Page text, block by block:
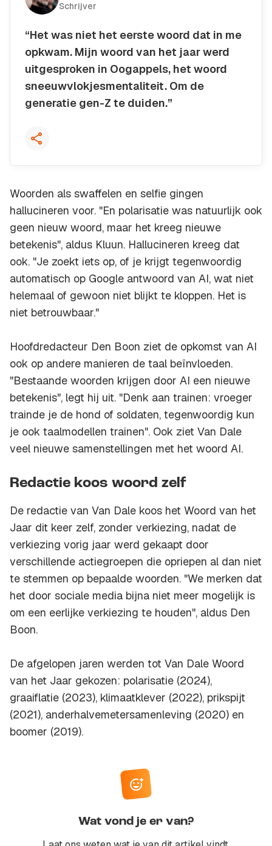
Schrijver
“Het was niet het eerste woord dat in me
opkwam. Mijn woord van het jaar werd
uitgesproken in Oogappels, het woord
sneeuwvlokjesmentaliteit. Om de
generatie gen-Z te duiden.”
Kopieer quote
Woorden als swaffelen en selfie gingen
hallucineren voor. "En polarisatie was natuurlijk ook
geen nieuw woord, maar het kreeg nieuwe
betekenis", aldus Kluun. Hallucineren kreeg dat
ook. "Je zoekt iets op, of je krijgt tegenwoordig
automatisch op Google antwoord van AI, wat niet
helemaal of gewoon niet blijkt te kloppen. Het is
niet betrouwbaar."
Hoofdredacteur Den Boon ziet de opkomst van AI
ook op andere manieren de taal beïnvloeden.
"Bestaande woorden krijgen door AI een nieuwe
betekenis", legt hij uit. "Denk aan trainen: vroeger
trainde je de hond of soldaten, tegenwoordig kun
je ook taalmodellen trainen". Ook ziet Van Dale
veel nieuwe samenstellingen met het woord AI.
Redactie koos woord zelf
De redactie van Van Dale koos het Woord van het
Jaar dit keer zelf, zonder verkiezing, nadat de
verkiezing vorig jaar werd gekaapt door
verschillende actiegroepen die opriepen al dan niet
te stemmen op bepaalde woorden. "We merken dat
het door sociale media bijna niet meer mogelijk is
om een eerlijke verkiezing te houden", aldus Den
Boon.
De afgelopen jaren werden tot Van Dale Woord
van het Jaar gekozen: polarisatie (2024),
graaiflatie (2023), klimaatklever (2022), prikspijt
(2021), anderhalvemetersamenleving (2020) en
boomer (2019).
Wat vond je er van?